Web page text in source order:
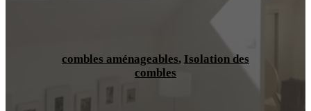
combles aménageables, Isolation des
combles